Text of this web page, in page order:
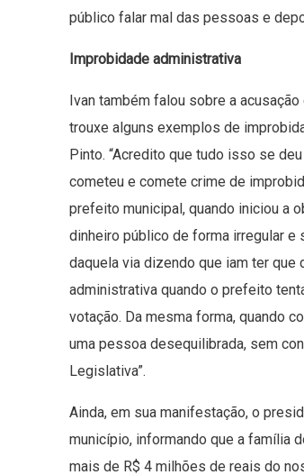
público falar mal das pessoas e
Improbidade administrativa
Ivan também falou sobre a
trouxe alguns exemplos de
Pinto. “Acredito que tudo isso se
cometeu e comete crime de
prefeito municipal, quando iniciou a
dinheiro público de forma irregular e
daquela via dizendo que iam ter
administrativa quando o prefeito
votação. Da mesma forma, quando
uma pessoa desequilibrada, sem
Legislativa”.
Ainda, em sua manifestação, o
município, informando que a família
mais de R$ 4 milhões de reais do